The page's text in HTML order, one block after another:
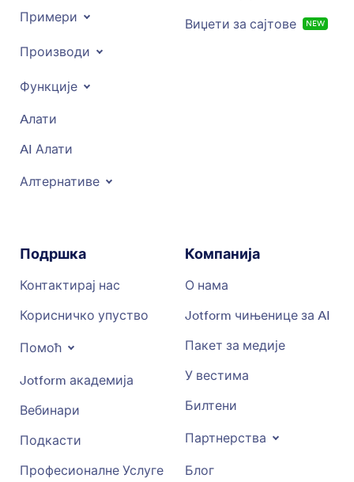
Примери
Производи
Функције
Aлати
AI Алати
Алтернативе
Виџети за сајтове NEW
Подршка
Контактирај нас
Корисничко упуство
Помоћ
Jotform академија
Вебинари
Подкасти
Професионалне Услуге
Компанија
О нама
Jotform чињенице за AI
Пакет за медије
У вестима
Билтени
Партнерства
Блог